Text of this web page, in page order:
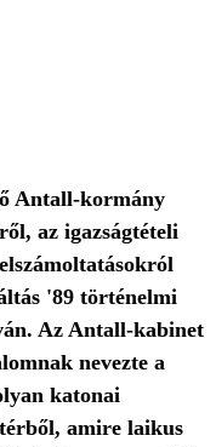
Antall-kormány
az igazságtételi
'89 történelmi
Az Antall-kabinet
nevezte a
katonai
amire laikus